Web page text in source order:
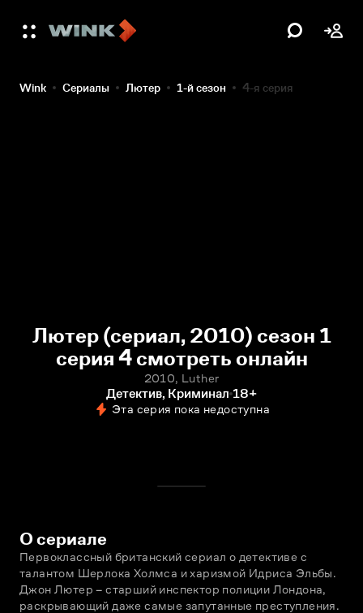
Wink Сериалы Лютер 1-й сезон 4-я серия
Лютер (сериал, 2010) сезон 1
серия 4 смотреть онлайн
2010, Luther
Детектив, Криминал 18+
Эта серия пока недоступна
О сериале
Первоклассный британский сериал о детективе с
талантом Шерлока Холмса и харизмой Идриса Эльбы.
Джон Лютер – старший инспектор полиции Лондона,
раскрывающий даже самые запутанные преступления.